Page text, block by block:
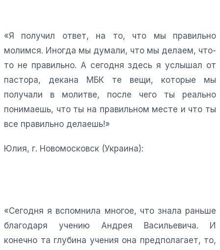
«Я получил ответ, на то, что мы правильно
молимся. Иногда мы думали, что мы делаем, что-
то не правильно. А сегодня здесь я услышал от
пастора, декана МБК те вещи, которые мы
получали в молитве, после чего ты реально
понимаешь, что ты на правильном месте и что ты
все правильно делаешь!»
Юлия, г. Новомосковск (Украина):
«Сегодня я вспомнила многое, что знала раньше
благодаря учению Андрея Васильевича. И
конечно та глубина учения она предполагает, то,